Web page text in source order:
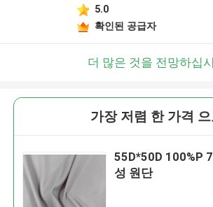
5.0
확인된 공급자
더 많은 것을 전망하십
가장 저렴 한 가격
55D*50D 100%P
성 원단